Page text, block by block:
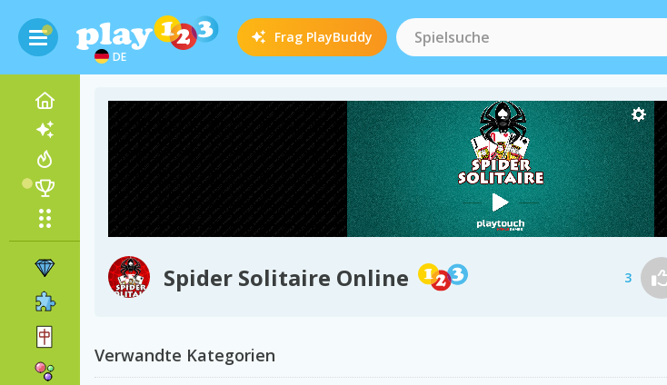
DE
Frag PlayBuddy
Spider Solitaire Online 3
Verwandte Kategorien